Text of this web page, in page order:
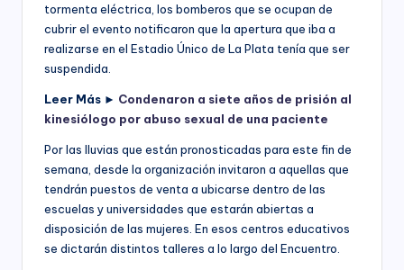
tormenta eléctrica, los bomberos que se ocupan de
cubrir el evento notificaron que la apertura que iba a
realizarse en el Estadio Único de La Plata tenía que ser
suspendida.
Leer Más ► Condenaron a siete años de prisión al
kinesiólogo por abuso sexual de una paciente
Por las lluvias que están pronosticadas para este fin de
semana, desde la organización invitaron a aquellas que
tendrán puestos de venta a ubicarse dentro de las
escuelas y universidades que estarán abiertas a
disposición de las mujeres. En esos centros educativos
se dictarán distintos talleres a lo largo del Encuentro.